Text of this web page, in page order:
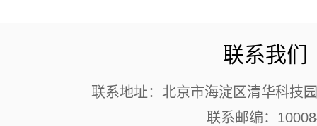
联系我们
联系地址：北京市海淀区清华科技
联系邮编：